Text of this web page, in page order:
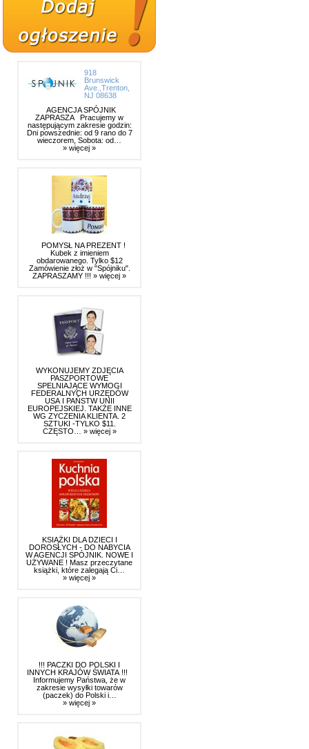
918
Brunswick
Ave.,Trenton,
NJ 08638
AGENCJA SPÓJNIK
ZAPRASZA Pracujemy w
następującym zakresie godzin:
Dni powszednie: od 9 rano do 7
wieczorem, Sobota: od…
» więcej »
POMYSŁ NA PREZENT !
Kubek z imieniem
obdarowanego. Tylko $12
Zamówienie złoż w "Spójniku".
ZAPRASZAMY !!! » więcej »
WYKONUJEMY ZDJĘCIA
PASZPORTOWE
SPELNIAJĄCE WYMOGI
FEDERALNYCH URZĘDÓW
USA I PAŃSTW UNII
EUROPEJSKIEJ. TAKŻE INNE
WG ZYCZENIA KLIENTA. 2
SZTUKI -TYLKO $11.
CZĘSTO… » więcej »
KSIĄŻKI DLA DZIECI I
DOROSŁYCH - DO NABYCIA
W AGENCJI SPÓJNIK. NOWE I
UŻYWANE ! Masz przeczytane
książki, które zalegają Ci…
» więcej »
!!! PACZKI DO POLSKI I
INNYCH KRAJÓW ŚWIATA !!!
Informujemy Państwa, że w
zakresie wysyłki towarów
(paczek) do Polski i…
» więcej »